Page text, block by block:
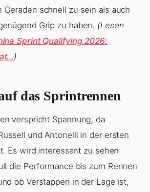
Geraden schnell zu sein als auch
Grip zu haben. (Lesen
Sprint Qualifying 2026:
)
das Sprintrennen
verspricht Spannung, da
und Antonelli in der ersten
Es wird interessant zu sehen
die Performance bis zum Rennen
ob Verstappen in der Lage ist,